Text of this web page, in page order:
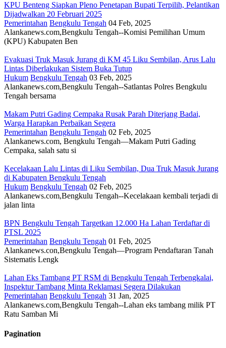
KPU Benteng Siapkan Pleno Penetapan Bupati Terpilih, Pelantikan
Dijadwalkan 20 Februari 2025
Pemerintahan Bengkulu Tengah 04 Feb, 2025
Alankanews.com,Bengkulu Tengah--Komisi Pemilihan Umum
(KPU) Kabupaten Ben
Evakuasi Truk Masuk Jurang di KM 45 Liku Sembilan, Arus Lalu
Lintas Diberlakukan Sistem Buka Tutup
Hukum Bengkulu Tengah 03 Feb, 2025
Alankanews.com,Bengkulu Tengah--Satlantas Polres Bengkulu
Tengah bersama
Makam Putri Gading Cempaka Rusak Parah Diterjang Badai,
Warga Harapkan Perbaikan Segera
Pemerintahan Bengkulu Tengah 02 Feb, 2025
Alankanews.com, Bengkulu Tengah—Makam Putri Gading
Cempaka, salah satu si
Kecelakaan Lalu Lintas di Liku Sembilan, Dua Truk Masuk Jurang
di Kabupaten Bengkulu Tengah
Hukum Bengkulu Tengah 02 Feb, 2025
Alankanews.com,Bengkulu Tengah--Kecelakaan kembali terjadi di
jalan linta
BPN Bengkulu Tengah Targetkan 12.000 Ha Lahan Terdaftar di
PTSL 2025
Pemerintahan Bengkulu Tengah 01 Feb, 2025
Alankanews.con,Bengkulu Tengah—Program Pendaftaran Tanah
Sistematis Lengk
Lahan Eks Tambang PT RSM di Bengkulu Tengah Terbengkalai,
Inspektur Tambang Minta Reklamasi Segera Dilakukan
Pemerintahan Bengkulu Tengah 31 Jan, 2025
Alankanews.com,Bengkulu Tengah--Lahan eks tambang milik PT
Ratu Samban Mi
Pagination